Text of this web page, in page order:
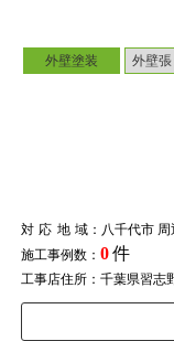
外壁塗装 外壁
対応地域：八千代市 周
施工事例数： 0件
工事店住所：千葉県習志